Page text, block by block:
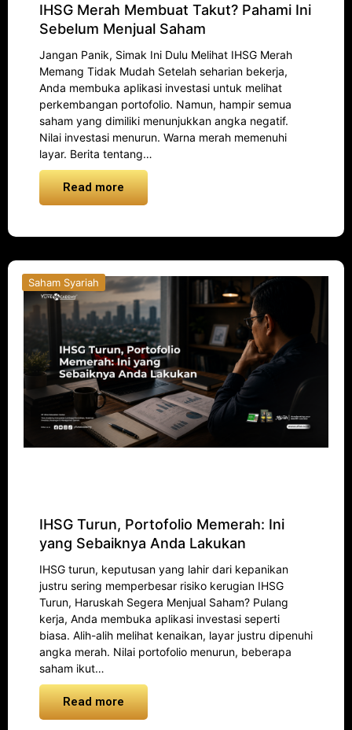
IHSG Merah Membuat Takut? Pahami Ini
Sebelum Menjual Saham
Jangan Panik, Simak Ini Dulu Melihat IHSG Merah
Memang Tidak Mudah Setelah seharian bekerja,
Anda membuka aplikasi investasi untuk melihat
perkembangan portofolio. Namun, hampir semua
saham yang dimiliki menunjukkan angka negatif.
Nilai investasi menurun. Warna merah memenuhi
layar. Berita tentang…
Read more
Saham Syariah
IHSG Turun, Portofolio Memerah: Ini
yang Sebaiknya Anda Lakukan
IHSG turun, keputusan yang lahir dari kepanikan
justru sering memperbesar risiko kerugian IHSG
Turun, Haruskah Segera Menjual Saham? Pulang
kerja, Anda membuka aplikasi investasi seperti
biasa. Alih-alih melihat kenaikan, layar justru dipenuhi
angka merah. Nilai portofolio menurun, beberapa
saham ikut…
Read more